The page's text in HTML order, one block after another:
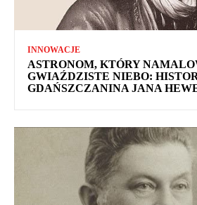
INNOWACJE
ASTRONOM, KTÓRY
GWIAŹDZISTE NIEBO:
GDAŃSZCZANINA JANA